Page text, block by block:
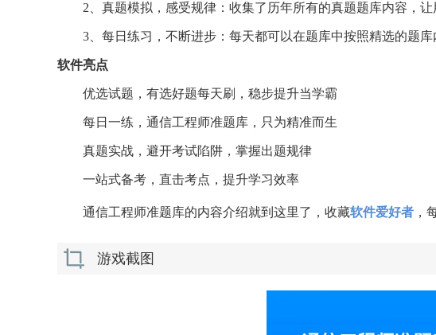
2、真题模拟，感受规律：收集了历年所有的真题题库内容，让
3、每日练习，不断进步：每天都可以在题库中按照精选的题库
软件亮点
优选试题，有选好题每天刷，稳步提升当学霸
每日一练，通信工程师准题库，只为精准而生
真题实战，避开考试陷阱，掌握出题规律
一站式备考，直击考点，提升学习效率
通信工程师准题库的内容介绍就到这里了，收藏软件爱好者 ，
游戏截图